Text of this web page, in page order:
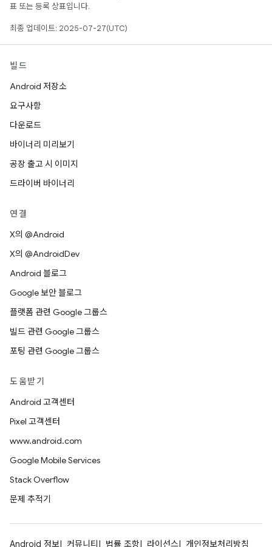
표 또는 등록 상표입니다.
최종 업데이트: 2025-07-27(UTC)
빌드
Android 저장소
요구사항
다운로드
바이너리 미리보기
공장 출고 시 이미지
드라이버 바이너리
연결
X의 @Android
X의 @AndroidDev
Android 블로그
Google 보안 블로그
플랫폼 관련 Google 그룹스
빌드 관련 Google 그룹스
포팅 관련 Google 그룹스
도움받기
Android 고객센터
Pixel 고객센터
www.android.com
Google Mobile Services
Stack Overflow
문제 추적기
Android 정보 커뮤니티 법률 조항 라이선스 개인정보처리방침